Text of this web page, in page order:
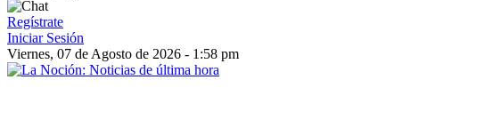
Regístrate
Iniciar Sesión
Viernes, 07 de Agosto de 2026 - 1:58 pm